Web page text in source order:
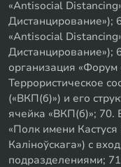
«Antisocial
Дистанцирование»);
«Antisocial
Дистанцирование»);
организация «Форум
Террористическое
(«ВКП(б)») и его
ячейка «ВКП(б)»; 70.
«Полк имени
Калiноўскага») с
подразделениями;